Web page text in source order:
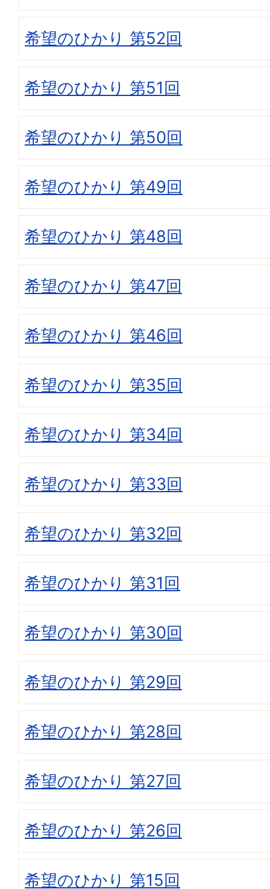
希望のひかり 第52回
希望のひかり 第51回
希望のひかり 第50回
希望のひかり 第49回
希望のひかり 第48回
希望のひかり 第47回
希望のひかり 第46回
希望のひかり 第35回
希望のひかり 第34回
希望のひかり 第33回
希望のひかり 第32回
希望のひかり 第31回
希望のひかり 第30回
希望のひかり 第29回
希望のひかり 第28回
希望のひかり 第27回
希望のひかり 第26回
希望のひかり 第15回